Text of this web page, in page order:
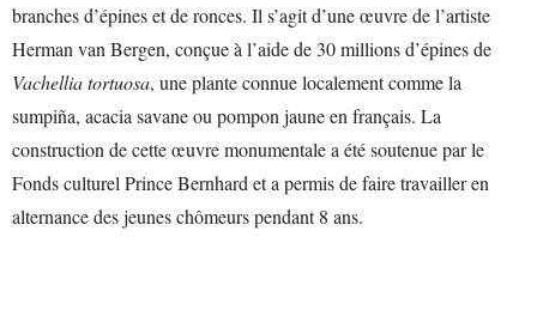
branches d’épines et de ronces. Il s’agit d’une œuvre de l’artiste
Herman van Bergen, conçue à l’aide de 30 millions d’épines de
Vachellia tortuosa, une plante connue localement comme la
sumpiña, acacia savane ou pompon jaune en français. La
construction de cette œuvre monumentale a été soutenue par le
Fonds culturel Prince Bernhard et a permis de faire travailler en
alternance des jeunes chômeurs pendant 8 ans.